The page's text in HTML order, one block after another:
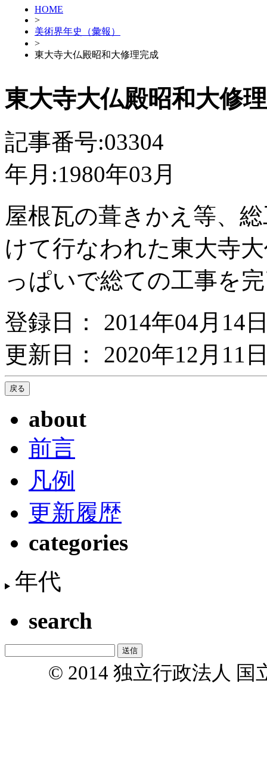
HOME
>
美術界年史（彙報）
>
東大寺大仏殿昭和大修理完成
東大寺大仏殿昭和大
記事番号:03304
年月:1980年03月
屋根瓦の葺きかえ等、
けて行なわれた東大寺
っぱいで総ての工事を
登録日： 2014年04月14
更新日： 2020年12月11
about
前言
凡例
更新履歴
categories
年代
search
© 2014 独立行政法人 国